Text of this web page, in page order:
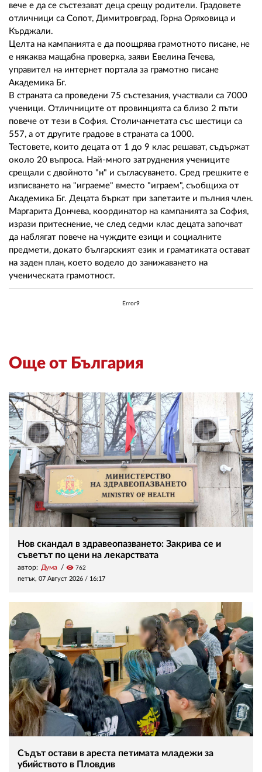
вече е да се състезават деца срещу родители. Градовете
отличници са Сопот, Димитровград, Горна Оряховица и
Кърджали.
Целта на кампанията е да поощрява грамотното писане, не
е някаква мащабна проверка, заяви Евелина Гечева,
управител на интернет портала за грамотно писане
Академика Бг.
В страната са проведени 75 състезания, участвали са 7000
ученици. Отличниците от провинцията са близо 2 пъти
повече от тези в София. Столичанчетата със шестици са
557, а от другите градове в страната са 1000.
Тестовете, които децата от 1 до 9 клас решават, съдържат
около 20 въпроса. Най-много затруднения учениците
срещали с двойното "н" и съгласуването. Сред грешките е
изписването на "играеме" вместо "играем", съобщиха от
Академика Бг. Децата бъркат при запетаите и пълния член.
Маргарита Дончева, координатор на кампанията за София,
изрази притеснение, че след седми клас децата започват
да наблягат повече на чуждите езици и социалните
предмети, докато българският език и граматиката остават
на заден план, коeто водeло до занижаването на
ученическата грамотност.
Error9
Още от България
Нов скандал в здравеопазването: Закрива се и
съветът по цени на лекарствата
автор: Дума visibility 762
петък, 07 Август 2026 / 16:17
Съдът остави в ареста петимата младежи за
убийството в Пловдив
УСЛОВИЯ ЗА ПОЛЗВАНЕ
ПОЛИТИКАТА ЗА
ПОВЕРИТЕЛНОСТ
02 975 20 35